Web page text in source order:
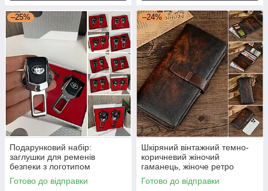
–25%
Подарунковий набір:
заглушки для ременів
безпеки з логотипом
Mercedes Toyota, BMW,
Lexus, Mazda та інші
Готово до відправки
–24%
Шкіряний вінтажний темно-
коричневий жіночий
гаманець, жіноче ретро
портмоне
Готово до відправки